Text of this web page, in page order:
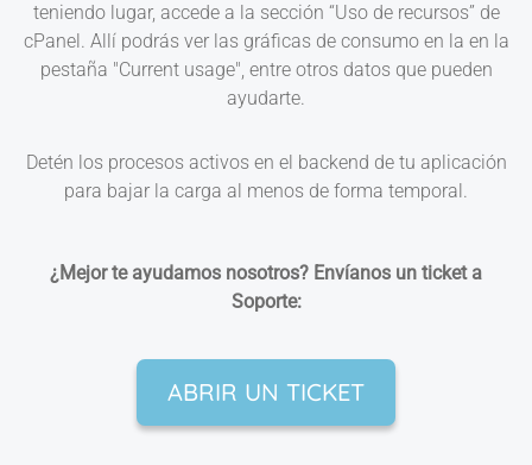
teniendo lugar, accede a la sección “Uso de recursos” de
cPanel. Allí podrás ver las gráficas de consumo en la en la
pestaña "Current usage", entre otros datos que pueden
ayudarte.
Detén los procesos activos en el backend de tu aplicación
para bajar la carga al menos de forma temporal.
¿Mejor te ayudamos nosotros? Envíanos un ticket a
Soporte:
ABRIR UN TICKET